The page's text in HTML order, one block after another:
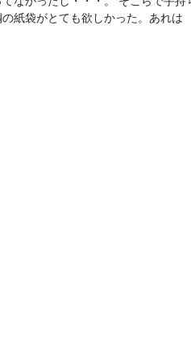
紙袋がとても欲しかった。あれは